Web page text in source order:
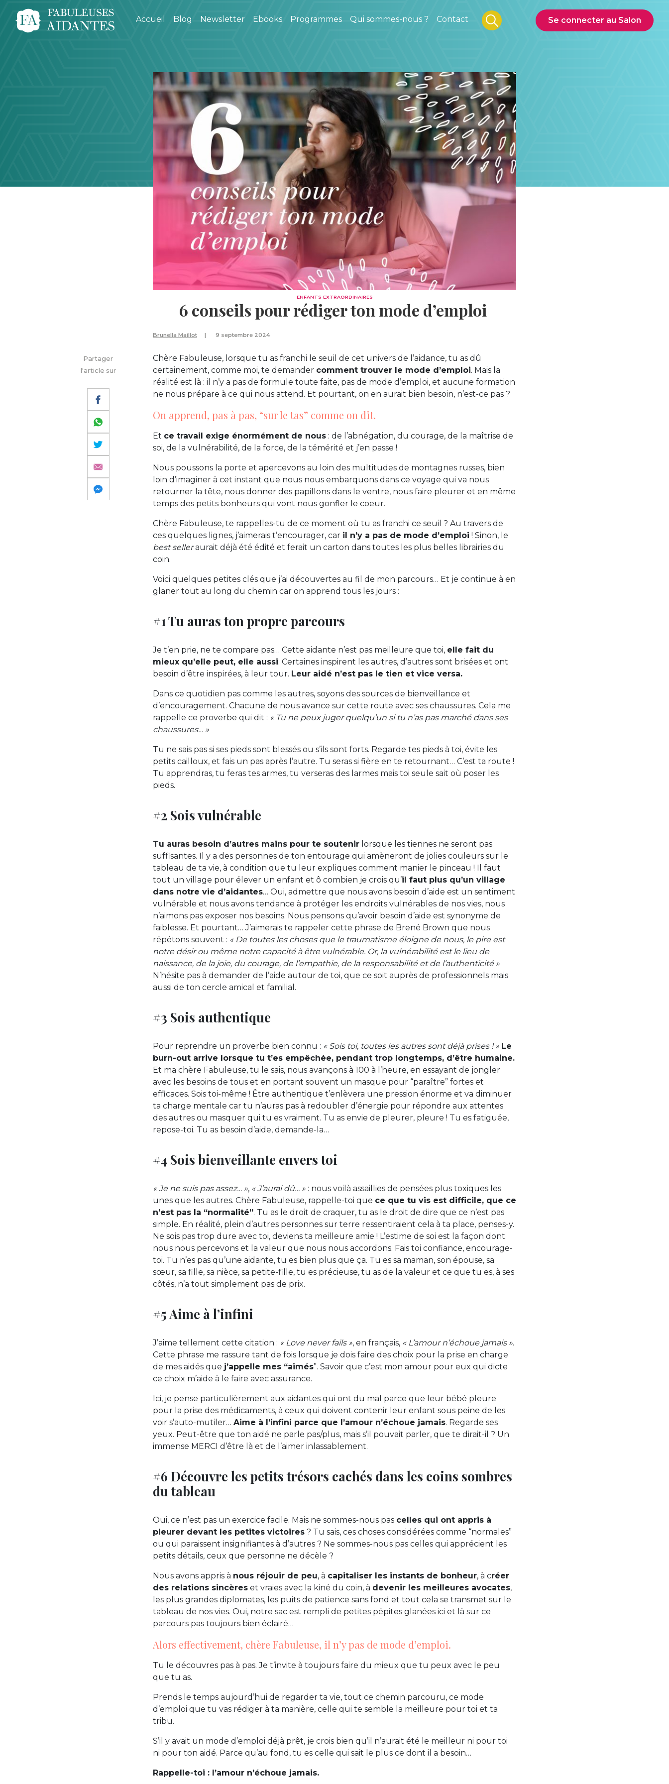
Accueil Blog Newsletter Ebooks Programmes Qui sommes-nous ? Contact Se connecter au Salon
ENFANTS EXTRAORDINAIRES
6 conseils pour rédiger ton mode d’emploi
Brunella Maillot 9 septembre 2024
Partager
l'article sur
Chère Fabuleuse, lorsque tu as franchi le seuil de cet univers de l’aidance, tu as dû
certainement, comme moi, te demander comment trouver le mode d’emploi. Mais la
réalité est là : il n’y a pas de formule toute faite, pas de mode d’emploi, et aucune formation
ne nous prépare à ce qui nous attend. Et pourtant, on en aurait bien besoin, n’est-ce pas ?
On apprend, pas à pas, “sur le tas” comme on dit.
Et ce travail exige énormément de nous : de l’abnégation, du courage, de la maîtrise de
soi, de la vulnérabilité, de la force, de la témérité et j’en passe !
Nous poussons la porte et apercevons au loin des multitudes de montagnes russes, bien
loin d’imaginer à cet instant que nous nous embarquons dans ce voyage qui va nous
retourner la tête, nous donner des papillons dans le ventre, nous faire pleurer et en même
temps des petits bonheurs qui vont nous gonfler le coeur.
Chère Fabuleuse, te rappelles-tu de ce moment où tu as franchi ce seuil ? Au travers de
ces quelques lignes, j’aimerais t’encourager, car il n’y a pas de mode d’emploi ! Sinon, le
best selleraurait déjà été édité et ferait un carton dans toutes les plus belles librairies du
coin.
Voici quelques petites clés que j’ai découvertes au fil de mon parcours… Et je continue à en
glaner tout au long du chemin car on apprend tous les jours :
#1 Tu auras ton propre parcours
Je t’en prie, ne te compare pas… Cette aidante n’est pas meilleure que toi, elle fait du
mieux qu’elle peut, elle aussi. Certaines inspirent les autres, d’autres sont brisées et ont
besoin d’être inspirées, à leur tour. Leur aidé n’est pas le tien et vice versa.
Dans ce quotidien pas comme les autres, soyons des sources de bienveillance et
d’encouragement. Chacune de nous avance sur cette route avec ses chaussures. Cela me
rappelle ce proverbe qui dit : « Tu ne peux juger quelqu’un si tu n’as pas marché dans ses
chaussures… »
Tu ne sais pas si ses pieds sont blessés ou s’ils sont forts. Regarde tes pieds à toi, évite les
petits cailloux, et fais un pas après l’autre. Tu seras si fière en te retournant… C’est ta route !
Tu apprendras, tu feras tes armes, tu verseras des larmes mais toi seule sait où poser les
pieds.
#2 Sois vulnérable
Tu auras besoin d’autres mains pour te soutenir lorsque les tiennes ne seront pas
suffisantes. Il y a des personnes de ton entourage qui amèneront de jolies couleurs sur le
tableau de ta vie, à condition que tu leur expliques comment manier le pinceau ! Il faut
tout un village pour élever un enfant et ô combien je crois qu’il faut plus qu’un village
dans notre vie d’aidantes… Oui, admettre que nous avons besoin d’aide est un sentiment
vulnérable et nous avons tendance à protéger les endroits vulnérables de nos vies, nous
n’aimons pas exposer nos besoins. Nous pensons qu’avoir besoin d’aide est synonyme de
faiblesse. Et pourtant… J’aimerais te rappeler cette phrase de Brené Brown que nous
répétons souvent : « De toutes les choses que le traumatisme éloigne de nous, le pire est
notre désir ou même notre capacité à être vulnérable. Or, la vulnérabilité est le lieu de
naissance, de la joie, du courage, de l’empathie, de la responsabilité et de l’authenticité »
N’hésite pas à demander de l’aide autour de toi, que ce soit auprès de professionnels mais
aussi de ton cercle amical et familial.
#3 Sois authentique
Pour reprendre un proverbe bien connu : « Sois toi, toutes les autres sont déjà prises ! » Le
burn-out arrive lorsque tu t’es empêchée, pendant trop longtemps, d’être humaine.
Et ma chère Fabuleuse, tu le sais, nous avançons à 100 à l’heure, en essayant de jongler
avec les besoins de tous et en portant souvent un masque pour “paraître” fortes et
efficaces. Sois toi-même ! Être authentique t’enlèvera une pression énorme et va diminuer
ta charge mentale car tu n’auras pas à redoubler d’énergie pour répondre aux attentes
des autres ou masquer qui tu es vraiment. Tu as envie de pleurer, pleure ! Tu es fatiguée,
repose-toi. Tu as besoin d’aide, demande-la…
#4 Sois bienveillante envers toi
« Je ne suis pas assez… », « J’aurai dû… » : nous voilà assaillies de pensées plus toxiques les
unes que les autres. Chère Fabuleuse, rappelle-toi que ce que tu vis est difficile, que ce
n’est pas la “normalité”. Tu as le droit de craquer, tu as le droit de dire que ce n’est pas
simple. En réalité, plein d’autres personnes sur terre ressentiraient cela à ta place, penses-y.
Ne sois pas trop dure avec toi, deviens ta meilleure amie ! L’estime de soi est la façon dont
nous nous percevons et la valeur que nous nous accordons. Fais toi confiance, encourage-
toi. Tu n’es pas qu’une aidante, tu es bien plus que ça. Tu es sa maman, son épouse, sa
sœur, sa fille, sa nièce, sa petite-fille, tu es précieuse, tu as de la valeur et ce que tu es, à ses
côtés, n’a tout simplement pas de prix.
#5 Aime à l’infini
J’aime tellement cette citation : « Love never fails », en français, « L’amour n’échoue jamais ».
Cette phrase me rassure tant de fois lorsque je dois faire des choix pour la prise en charge
de mes aidés que j’appelle mes “aimés”. Savoir que c’est mon amour pour eux qui dicte
ce choix m’aide à le faire avec assurance.
Ici, je pense particulièrement aux aidantes qui ont du mal parce que leur bébé pleure
pour la prise des médicaments, à ceux qui doivent contenir leur enfant sous peine de les
voir s’auto-mutiler… Aime à l’infini parce que l’amour n’échoue jamais. Regarde ses
yeux. Peut-être que ton aidé ne parle pas/plus, mais s’il pouvait parler, que te dirait-il ? Un
immense MERCI d’être là et de l’aimer inlassablement.
#6 Découvre les petits trésors cachés dans les coins sombres
du tableau
Oui, ce n’est pas un exercice facile. Mais ne sommes-nous pas celles qui ont appris à
pleurer devant les petites victoires ? Tu sais, ces choses considérées comme “normales”
ou qui paraissent insignifiantes à d’autres ? Ne sommes-nous pas celles qui apprécient les
petits détails, ceux que personne ne décèle ?
Nous avons appris à nous réjouir de peu, à capitaliser les instants de bonheur, à créer
des relations sincères et vraies avec la kiné du coin, à devenir les meilleures avocates,
les plus grandes diplomates, les puits de patience sans fond et tout cela se transmet sur le
tableau de nos vies. Oui, notre sac est rempli de petites pépites glanées ici et là sur ce
parcours pas toujours bien éclairé…
Alors effectivement, chère Fabuleuse, il n’y pas de mode d’emploi.
Tu le découvres pas à pas. Je t’invite à toujours faire du mieux que tu peux avec le peu
que tu as.
Prends le temps aujourd’hui de regarder ta vie, tout ce chemin parcouru, ce mode
d’emploi que tu vas rédiger à ta manière, celle qui te semble la meilleure pour toi et ta
tribu.
S’il y avait un mode d’emploi déjà prêt, je crois bien qu’il n’aurait été le meilleur ni pour toi
ni pour ton aidé. Parce qu’au fond, tu es celle qui sait le plus ce dont il a besoin…
Rappelle-toi : l’amour n’échoue jamais.